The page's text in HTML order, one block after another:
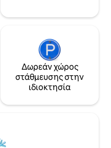
Δωρεάν χώρος
στάθμευσης στην
ιδιοκτησία